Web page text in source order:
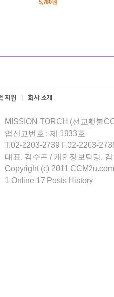
5,760원
MISSION TORCH (선교횃불
업신고번호 : 제 1933호
T.02-2203-2739 F.02-2203-
대표. 김수곤 / 개인정보담당.
Copyright (c) 2011
1 Online 17 Posts History